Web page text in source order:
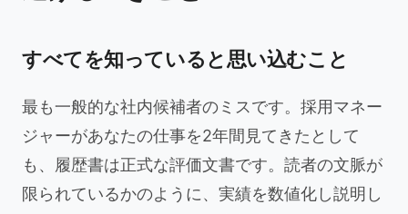
すべてを知っていると思い込むこと
最も一般的な社内候補者のミスです。採用マネー
ジャーがあなたの仕事を2年間見てきたとして
も、履歴書は正式な評価文書です。読者の文脈が
限られているかのように、実績を数値化し説明し